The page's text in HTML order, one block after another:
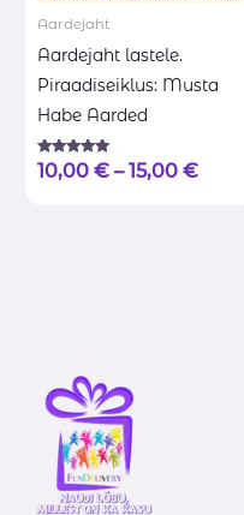
Aardejaht
Aardejaht lastele.
Piraadiseiklus: Musta
Habe Aarded
Hinnanguga
5.00
10,00 € – 15,00 €